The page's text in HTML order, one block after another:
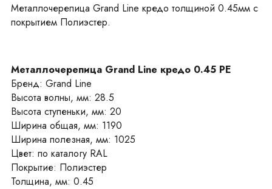
Металлочерепица Grand Line кредо толщиной 0.45мм с
покрытием Полиэстер.
Металлочерепица Grand Line кредо 0.45 PE
Бренд: Grand Line
Высота волны, мм: 28.5
Высота ступеньки, мм: 20
Ширина общая, мм: 1190
Ширина полезная, мм: 1025
Цвет: по каталогу RAL
Покрытие: Полиэстер
Толщина, мм: 0.45